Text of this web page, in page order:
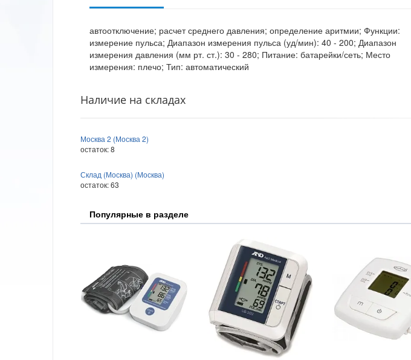
автоотключение; расчет среднего давления; определение аритмии; Функции:
измерение пульса; Диапазон измерения пульса (уд/мин): 40 - 200; Диапазон
измерения давления (мм рт. ст.): 30 - 280; Питание: батарейки/сеть; Место
измерения: плечо; Тип: автоматический
Наличие на складах
Москва 2 (Москва 2)
остаток:8
Склад (Москва) (Москва)
остаток:63
Популярные в разделе